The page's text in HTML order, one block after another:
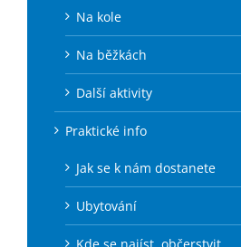
Na kole
Na běžkách
Další aktivity
Praktické info
Jak se k nám dostanete
Ubytování